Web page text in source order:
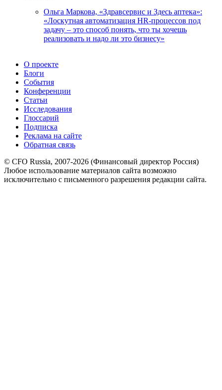
Ольга Маркова, «Здравсервис и Здесь аптека»:
«Лоскутная автоматизация HR-процессов под
задачу – это способ понять, что ты хочешь
реализовать и надо ли это бизнесу»
О проекте
Блоги
События
Конференции
Статьи
Исследования
Глоссарий
Подписка
Реклама на сайте
Обратная связь
© CFO Russia, 2007-2026 (Финансовый директор Россия)
Любое использование материалов сайта возможно
исключительно с письменного разрешения редакции сайта.